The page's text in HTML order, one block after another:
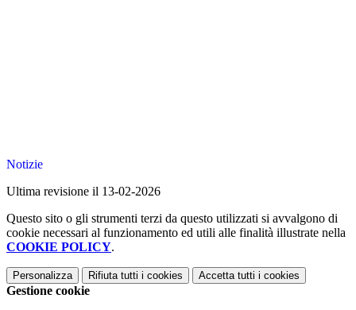
Notizie
Ultima revisione il 13-02-2026
Questo sito o gli strumenti terzi da questo utilizzati si avvalgono di
cookie necessari al funzionamento ed utili alle finalità illustrate nella
COOKIE POLICY.
Personalizza Rifiuta tutti i cookies Accetta tutti i cookies
Gestione cookie